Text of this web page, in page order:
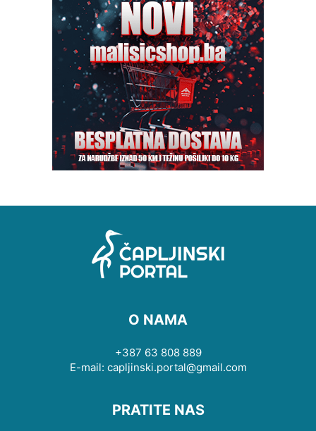
O NAMA
+387 63 808 889
E-mail: capljinski.portal@gmail.com
PRATITE NAS